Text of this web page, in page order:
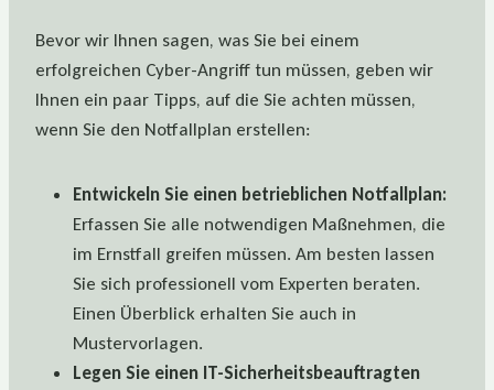
Bevor wir Ihnen sagen, was Sie bei einem
erfolgreichen Cyber-Angriff tun müssen, geben wir
Ihnen ein paar Tipps, auf die Sie achten müssen,
wenn Sie den Notfallplan erstellen:
Entwickeln Sie einen betrieblichen Notfallplan:
Erfassen Sie alle notwendigen Maßnehmen, die
im Ernstfall greifen müssen. Am besten lassen
Sie sich professionell vom Experten beraten.
Einen Überblick erhalten Sie auch in
Mustervorlagen.
Legen Sie einen IT-Sicherheitsbeauftragten